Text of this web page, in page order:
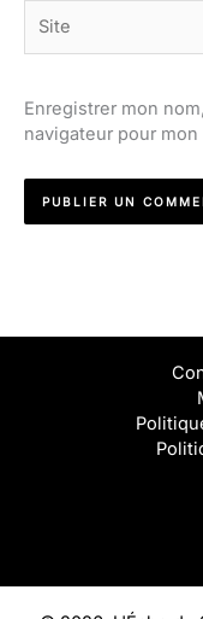
Enregistrer mon
navigateur pour